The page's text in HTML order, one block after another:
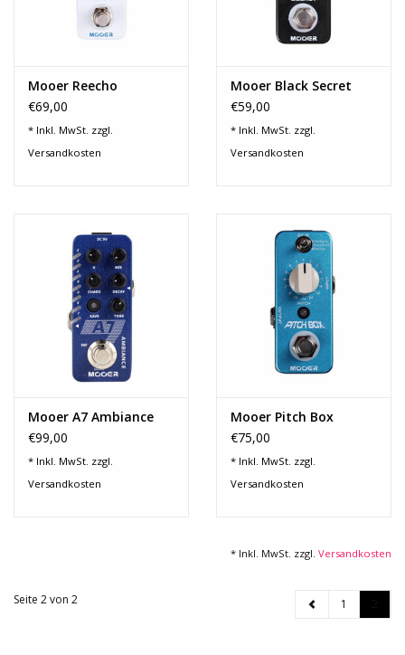
Mooer Reecho
€69,00
* Inkl. MwSt. zzgl.
Versandkosten
Mooer Black Secret
€59,00
* Inkl. MwSt. zzgl.
Versandkosten
Mooer A7 Ambiance
€99,00
* Inkl. MwSt. zzgl.
Versandkosten
Mooer Pitch Box
€75,00
* Inkl. MwSt. zzgl.
Versandkosten
* Inkl. MwSt. zzgl. Versandkosten
Seite 2 von 2 1